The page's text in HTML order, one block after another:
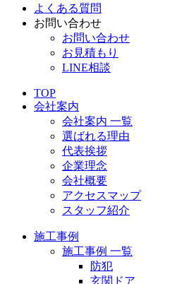
よくある質問
お問い合わせ
お問い合わせ
お見積もり
LINE相談
TOP
会社案内
会社案内 一覧
選ばれる理由
代表挨拶
企業理念
会社概要
アクセスマップ
スタッフ紹介
施工事例
施工事例 一覧
防犯
玄関ドア